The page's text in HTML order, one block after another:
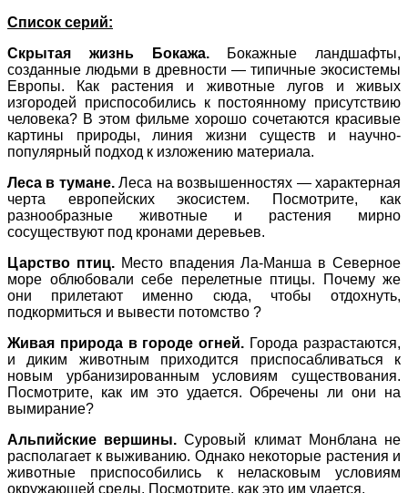
Список серий:
Скрытая жизнь Бокажа.Бокажные ландшафты,
созданные людьми в древности — типичные экосистемы
Европы. Как растения и животные лугов и живых
изгородей приспособились к постоянному присутствию
человека? В этом фильме хорошо сочетаются красивые
картины природы, линия жизни существ и научно-
популярный подход к изложению материала.
Леса в тумане.Леса на возвышенностях — характерная
черта европейских экосистем. Посмотрите, как
разнообразные животные и растения мирно
сосуществуют под кронами деревьев.
Царство птиц. Место впадения Ла-Манша в Северное
море облюбовали себе перелетные птицы. Почему же
они прилетают именно сюда, чтобы отдохнуть,
подкормиться и вывести потомство ?
Живая природа в городе огней. Города разрастаются,
и диким животным приходится приспосабливаться к
новым урбанизированным условиям существования.
Посмотрите, как им это удается. Обречены ли они на
вымирание?
Альпийские вершины. Суровый климат Монблана не
располагает к выживанию. Однако некоторые растения и
животные приспособились к неласковым условиям
окружающей среды. Посмотрите, как это им удается.